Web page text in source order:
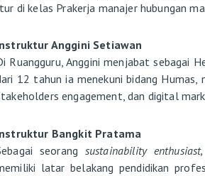
di kelas Prakerja manajer hubungan
Anggini Setiawan
Ruangguru, Anggini menjabat sebagai
12 tahun ia menekuni bidang Humas,
engagement, dan digital
Bangkit Pratama
seorang sustainability enthusiast,
latar belakang pendidikan